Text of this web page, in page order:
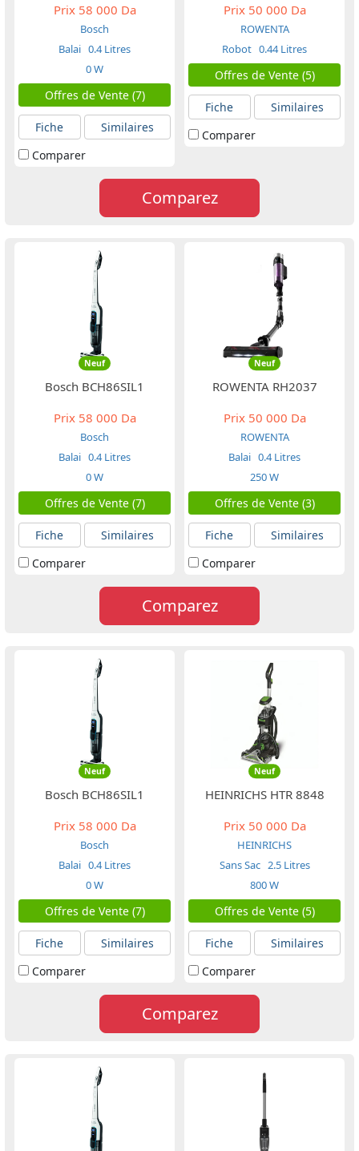
Prix58 000 Da
Bosch
Balai 0.4 Litres
0 W
Offres de Vente (7)
Fiche
Similaires
Comparer
Prix50 000 Da
ROWENTA
Robot 0.44 Litres
Offres de Vente (5)
Fiche
Similaires
Comparer
Comparez
Neuf
Bosch BCH86SIL1
Prix58 000 Da
Bosch
Balai 0.4 Litres
0 W
Offres de Vente (7)
Fiche
Similaires
Comparer
Neuf
ROWENTA RH2037
Prix50 000 Da
ROWENTA
Balai 0.4 Litres
250 W
Offres de Vente (3)
Fiche
Similaires
Comparer
Comparez
Neuf
Bosch BCH86SIL1
Prix58 000 Da
Bosch
Balai 0.4 Litres
0 W
Offres de Vente (7)
Fiche
Similaires
Comparer
Neuf
HEINRICHS HTR 8848
Prix50 000 Da
HEINRICHS
Sans Sac 2.5 Litres
800 W
Offres de Vente (5)
Fiche
Similaires
Comparer
Comparez